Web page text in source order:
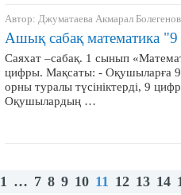
Автор: Джуматаева Акмарал
Ашық сабақ математика
Саяхат –сабақ. 1 сынып
цифры. Мақсаты: - Оқушыларға
орны туралы түсініктерді, 9
Оқушылардың …
1 … 7 8 9 10 11 12 13 14